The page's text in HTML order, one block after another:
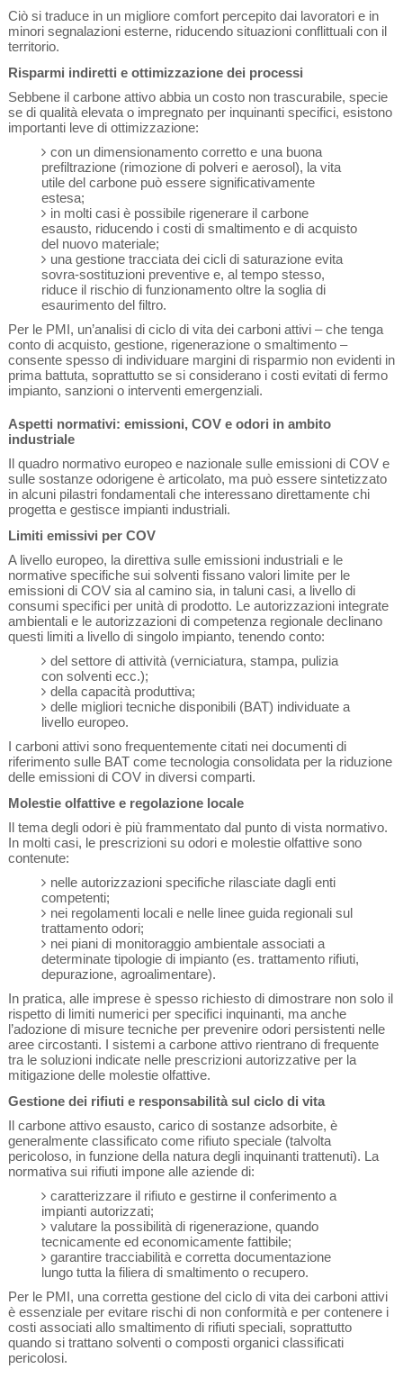
Ciò si traduce in un migliore comfort percepito dai lavoratori e in
minori segnalazioni esterne, riducendo situazioni conflittuali con il
territorio.
Risparmi indiretti e ottimizzazione dei processi
Sebbene il carbone attivo abbia un costo non trascurabile, specie
se di qualità elevata o impregnato per inquinanti specifici, esistono
importanti leve di ottimizzazione:
con un dimensionamento corretto e una buona
prefiltrazione (rimozione di polveri e aerosol), la vita
utile del carbone può essere significativamente
estesa;
in molti casi è possibile rigenerare il carbone
esausto, riducendo i costi di smaltimento e di acquisto
del nuovo materiale;
una gestione tracciata dei cicli di saturazione evita
sovra-sostituzioni preventive e, al tempo stesso,
riduce il rischio di funzionamento oltre la soglia di
esaurimento del filtro.
Per le PMI, un’analisi di ciclo di vita dei carboni attivi – che tenga
conto di acquisto, gestione, rigenerazione o smaltimento –
consente spesso di individuare margini di risparmio non evidenti in
prima battuta, soprattutto se si considerano i costi evitati di fermo
impianto, sanzioni o interventi emergenziali.
Aspetti normativi: emissioni, COV e odori in ambito
industriale
Il quadro normativo europeo e nazionale sulle emissioni di COV e
sulle sostanze odorigene è articolato, ma può essere sintetizzato
in alcuni pilastri fondamentali che interessano direttamente chi
progetta e gestisce impianti industriali.
Limiti emissivi per COV
A livello europeo, la direttiva sulle emissioni industriali e le
normative specifiche sui solventi fissano valori limite per le
emissioni di COV sia al camino sia, in taluni casi, a livello di
consumi specifici per unità di prodotto. Le autorizzazioni integrate
ambientali e le autorizzazioni di competenza regionale declinano
questi limiti a livello di singolo impianto, tenendo conto:
del settore di attività (verniciatura, stampa, pulizia
con solventi ecc.);
della capacità produttiva;
delle migliori tecniche disponibili (BAT) individuate a
livello europeo.
I carboni attivi sono frequentemente citati nei documenti di
riferimento sulle BAT come tecnologia consolidata per la riduzione
delle emissioni di COV in diversi comparti.
Molestie olfattive e regolazione locale
Il tema degli odori è più frammentato dal punto di vista normativo.
In molti casi, le prescrizioni su odori e molestie olfattive sono
contenute:
nelle autorizzazioni specifiche rilasciate dagli enti
competenti;
nei regolamenti locali e nelle linee guida regionali sul
trattamento odori;
nei piani di monitoraggio ambientale associati a
determinate tipologie di impianto (es. trattamento rifiuti,
depurazione, agroalimentare).
In pratica, alle imprese è spesso richiesto di dimostrare non solo il
rispetto di limiti numerici per specifici inquinanti, ma anche
l’adozione di misure tecniche per prevenire odori persistenti nelle
aree circostanti. I sistemi a carbone attivo rientrano di frequente
tra le soluzioni indicate nelle prescrizioni autorizzative per la
mitigazione delle molestie olfattive.
Gestione dei rifiuti e responsabilità sul ciclo di vita
Il carbone attivo esausto, carico di sostanze adsorbite, è
generalmente classificato come rifiuto speciale (talvolta
pericoloso, in funzione della natura degli inquinanti trattenuti). La
normativa sui rifiuti impone alle aziende di:
caratterizzare il rifiuto e gestirne il conferimento a
impianti autorizzati;
valutare la possibilità di rigenerazione, quando
tecnicamente ed economicamente fattibile;
garantire tracciabilità e corretta documentazione
lungo tutta la filiera di smaltimento o recupero.
Per le PMI, una corretta gestione del ciclo di vita dei carboni attivi
è essenziale per evitare rischi di non conformità e per contenere i
costi associati allo smaltimento di rifiuti speciali, soprattutto
quando si trattano solventi o composti organici classificati
pericolosi.